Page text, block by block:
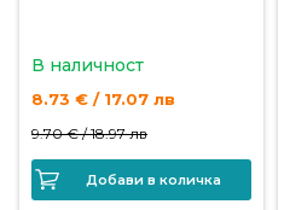
В наличност
8.73 € / 17.07 лв
9.70 € /18.97 лв
Добави в количка